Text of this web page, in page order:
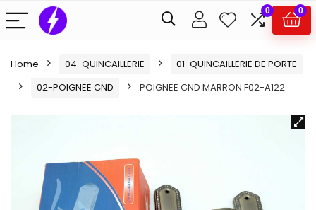
0 0
Home 04-QUINCAILLERIE
01-QUINCAILLERIE DE PORTE
02-POIGNEE CND
POIGNEE CND MARRON F02-A122